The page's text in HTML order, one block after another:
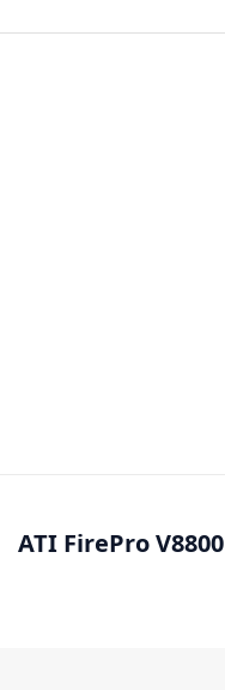
ATI FirePro V8800 – karta graficzna dla